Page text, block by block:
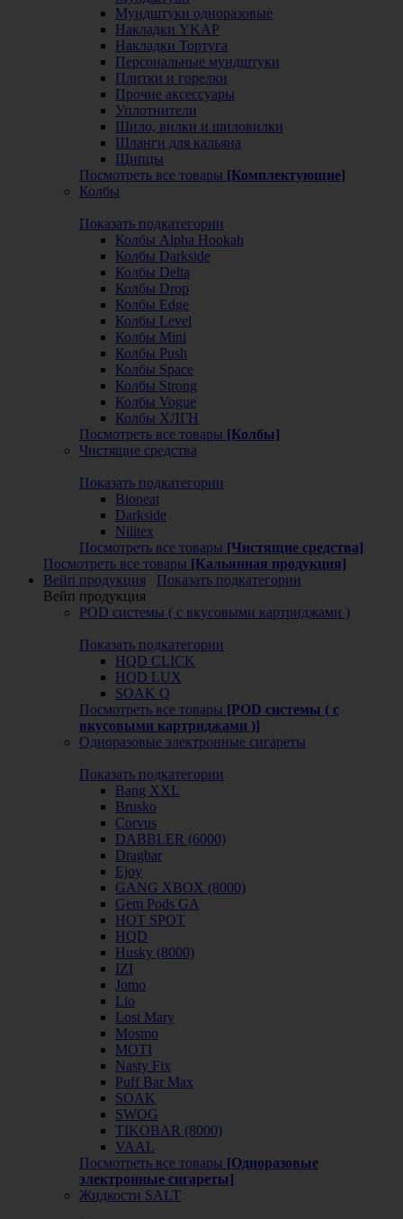
Мундштуки одноразовые
Накладки YKAP
Накладки Тортуга
Персональные мундштуки
Плитки и горелки
Прочие аксессуары
Уплотнители
Шило, вилки и шиловилки
Шланги для кальяна
Щипцы
Посмотреть все товары [Комплектующие]
Колбы
Показать подкатегории
Колбы Alpha Hookah
Колбы Darkside
Колбы Delta
Колбы Drop
Колбы Edge
Колбы Level
Колбы Mini
Колбы Push
Колбы Space
Колбы Strong
Колбы Vogue
Колбы ХЛГН
Посмотреть все товары [Колбы]
Чистящие средства
Показать подкатегории
Bioneat
Darkside
Nilitex
Посмотреть все товары [Чистящие средства]
Посмотреть все товары [Кальянная продукция]
Вейп продукция
Показать подкатегории
Вейп продукция
POD системы ( с вкусовыми картриджами )
Показать подкатегории
HQD CLICK
HQD LUX
SOAK Q
Посмотреть все товары [POD системы ( с
вкусовыми картриджами )]
Одноразовые электронные сигареты
Показать подкатегории
Bang XXL
Brusko
Corvus
DABBLER (6000)
Dragbar
Ejoy
GANG XBOX (8000)
Gem Pods GA
HOT SPOT
HQD
Husky (8000)
IZI
Jomo
Lio
Lost Mary
Mosmo
MOTI
Nasty Fix
Puff Bar Max
SOAK
SWOG
TIKOBAR (8000)
VAAL
Посмотреть все товары [Одноразовые
электронные сигареты]
Жидкости SALT